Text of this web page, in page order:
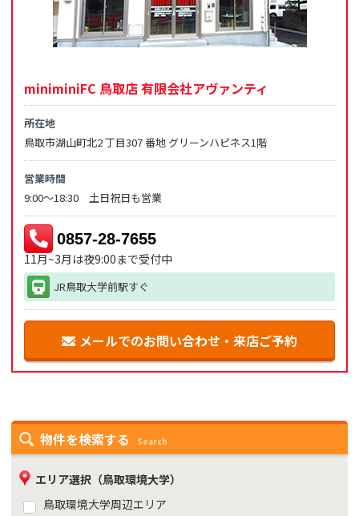
物件を検索する Search
エリア選択（鳥取環境大学）
鳥取環境大学周辺エリア
miniminiFC 鳥取店 有限会社アヴァンティ
所在地
鳥取市湖山町北2 丁目307 番地 グリーンハピネス1階
営業時間
9:00～18:30 土日祝日も営業
0857-28-7655
11月~3月は夜9:00まで受付中
JR鳥取大学前駅すぐ
メールでのお問い合わせ・来店ご予約